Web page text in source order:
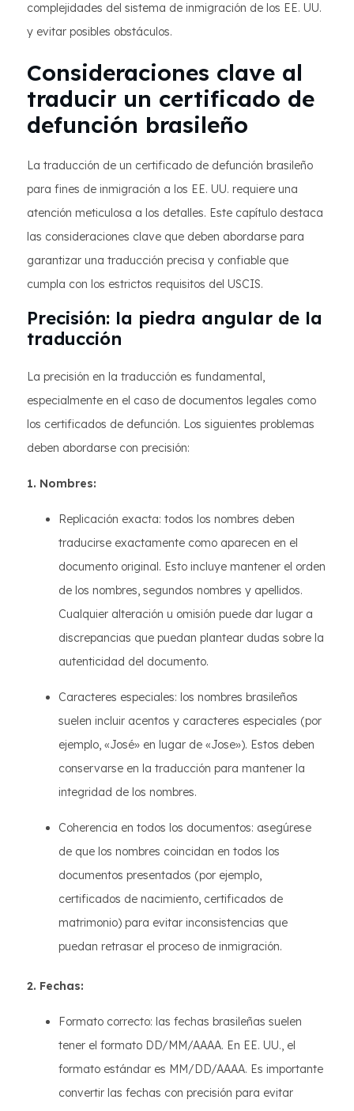
complejidades del sistema de inmigración de los EE. UU.
y evitar posibles obstáculos.
Consideraciones clave al
traducir un certificado de
defunción brasileño
La traducción de un certificado de defunción brasileño
para fines de inmigración a los EE. UU. requiere una
atención meticulosa a los detalles. Este capítulo destaca
las consideraciones clave que deben abordarse para
garantizar una traducción precisa y confiable que
cumpla con los estrictos requisitos del USCIS.
Precisión: la piedra angular de la
traducción
La precisión en la traducción es fundamental,
especialmente en el caso de documentos legales como
los certificados de defunción. Los siguientes problemas
deben abordarse con precisión:
1. Nombres:
Replicación exacta: todos los nombres deben
traducirse exactamente como aparecen en el
documento original. Esto incluye mantener el orden
de los nombres, segundos nombres y apellidos.
Cualquier alteración u omisión puede dar lugar a
discrepancias que puedan plantear dudas sobre la
autenticidad del documento.
Caracteres especiales: los nombres brasileños
suelen incluir acentos y caracteres especiales (por
ejemplo, «José» en lugar de «Jose»). Estos deben
conservarse en la traducción para mantener la
integridad de los nombres.
Coherencia en todos los documentos: asegúrese
de que los nombres coincidan en todos los
documentos presentados (por ejemplo,
certificados de nacimiento, certificados de
matrimonio) para evitar inconsistencias que
puedan retrasar el proceso de inmigración.
2. Fechas:
Formato correcto: las fechas brasileñas suelen
tener el formato DD/MM/AAAA. En EE. UU., el
formato estándar es MM/DD/AAAA. Es importante
convertir las fechas con precisión para evitar